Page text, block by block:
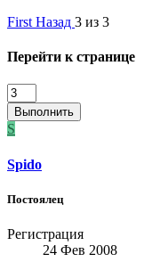
First Назад 3 из 3
Перейти к странице
Выполнить
S
Spido
Постоялец
Регистрация
24 Фев 2008